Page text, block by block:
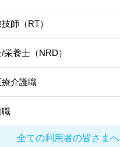
師（RT）
養士（NRD）
介護職
職
全ての利用者の皆さまへ